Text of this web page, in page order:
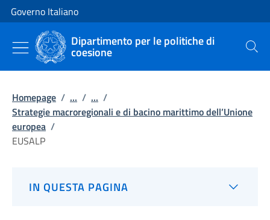
Vai al contenuto
Vai alla navigazione del sito
Governo Italiano
Dipartimento per le politiche di
coesione Cerca
Homepage / ... / ... /
Strategie macroregionali e di bacino marittimo dell’Unione
europea /
EUSALP
IN QUESTA PAGINA